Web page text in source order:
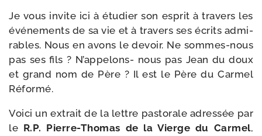
Je vous invite ici à étu­dier son esprit à tra­vers les
évé­ne­ments de sa vie et à tra­vers ses écrits admi­
rables. Nous en avons le devoir. Ne sommes-​nous
pas ses fils ? N’appelons- nous pas Jean du doux
et grand nom de Père ? Il est le Père du Carmel
Réformé.
Voici un extrait de la lettre pas­to­rale adres­sée par
le R.P. Pierre-​Thomas de la Vierge du Carmel,